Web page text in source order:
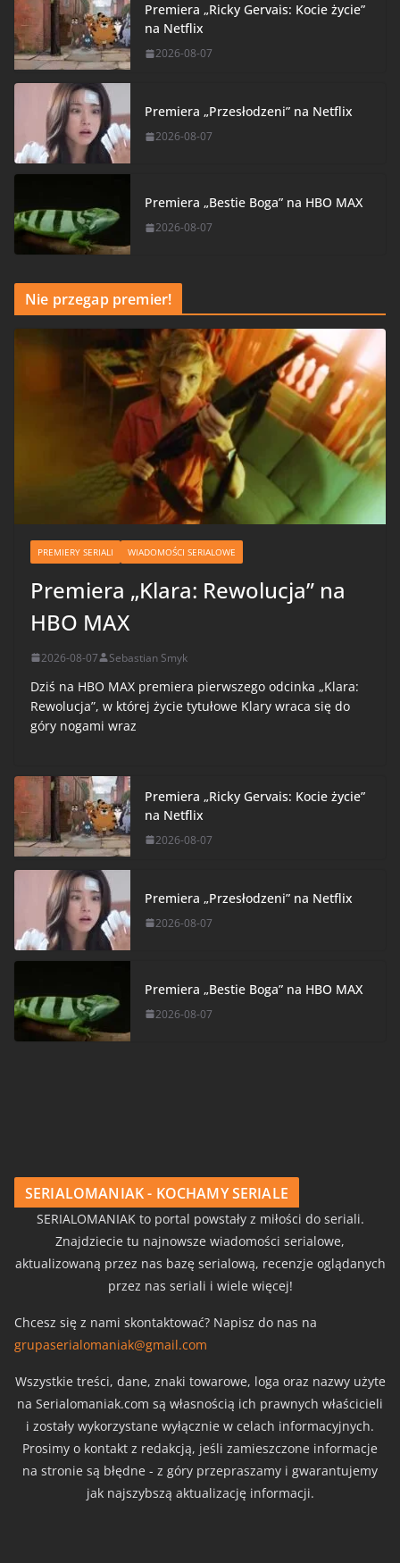
Premiera „Ricky Gervais: Kocie życie”
na Netflix
2026-08-07
Premiera „Przesłodzeni” na Netflix
2026-08-07
Premiera „Bestie Boga” na HBO MAX
2026-08-07
Nie przegap premier!
PREMIERY SERIALI WIADOMOŚCI SERIALOWE
Premiera „Klara: Rewolucja” na
HBO MAX
2026-08-07 Sebastian Smyk
Dziś na HBO MAX premiera pierwszego odcinka „Klara:
Rewolucja”, w której życie tytułowe Klary wraca się do
góry nogami wraz
Premiera „Ricky Gervais: Kocie życie”
na Netflix
2026-08-07
Premiera „Przesłodzeni” na Netflix
2026-08-07
Premiera „Bestie Boga” na HBO MAX
2026-08-07
SERIALOMANIAK - KOCHAMY SERIALE
SERIALOMANIAK to portal powstały z miłości do seriali.
Znajdziecie tu najnowsze wiadomości serialowe,
aktualizowaną przez nas bazę serialową, recenzje oglądanych
przez nas seriali i wiele więcej!
Chcesz się z nami skontaktować? Napisz do nas na
grupaserialomaniak@gmail.com
Wszystkie treści, dane, znaki towarowe, loga oraz nazwy użyte
na Serialomaniak.com są własnością ich prawnych właścicieli
i zostały wykorzystane wyłącznie w celach informacyjnych.
Prosimy o kontakt z redakcją, jeśli zamieszczone informacje
na stronie są błędne - z góry przepraszamy i gwarantujemy
jak najszybszą aktualizację informacji.